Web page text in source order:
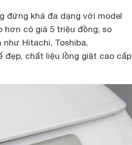
đứng khá đa dạng với model
hơn có giá 5 triệu đồng; so
Hitachi, Toshiba,
đẹp, chất liệu lồng giặt cao cấp